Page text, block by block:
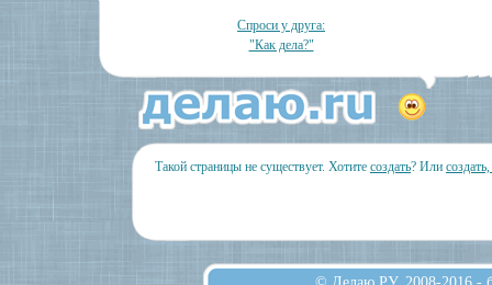
Спроси у друга:
"Как дела?"
Такой страницы не существует. Хотите создать? Или